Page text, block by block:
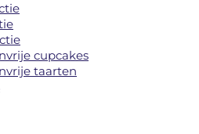
cupcakes
taarten